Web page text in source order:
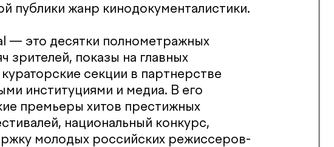
публики жанр кинодокументалистики.
— это десятки полнометражных
зрителей, показы на главных
секции в партнерстве
институциями и медиа. В его
премьеры хитов престижных
национальный конкурс,
молодых российских режиссеров-